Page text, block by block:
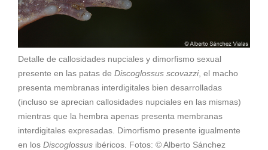
Detalle de callosidades nupciales y dimorfismo sexual
presente en las patas de Discoglossus scovazzi, el macho
presenta membranas interdigitales bien desarrolladas
(incluso se aprecian callosidades nupciales en las mismas)
mientras que la hembra apenas presenta membranas
interdigitales expresadas. Dimorfismo presente igualmente
en los Discoglossus ibéricos. Fotos: © Alberto Sánchez